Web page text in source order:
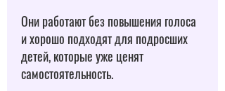
Они работают без повышения голоса
и хорошо подходят для подросших
детей, которые уже ценят
самостоятельность.